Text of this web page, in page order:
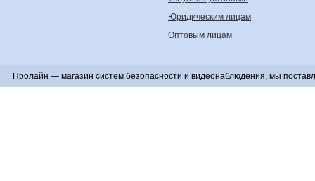
Юридическим лицам
Оптовым лицам
Пролайн — магазин систем безопасности и видеонаблюдения, мы